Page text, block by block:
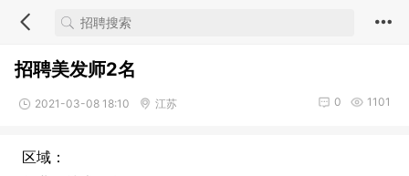
招聘美发师2名
2021-03-08 18:10 江苏 1101
0
区域：